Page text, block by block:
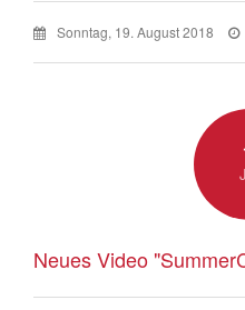
Sonntag, 19. August 2018
Neues Video